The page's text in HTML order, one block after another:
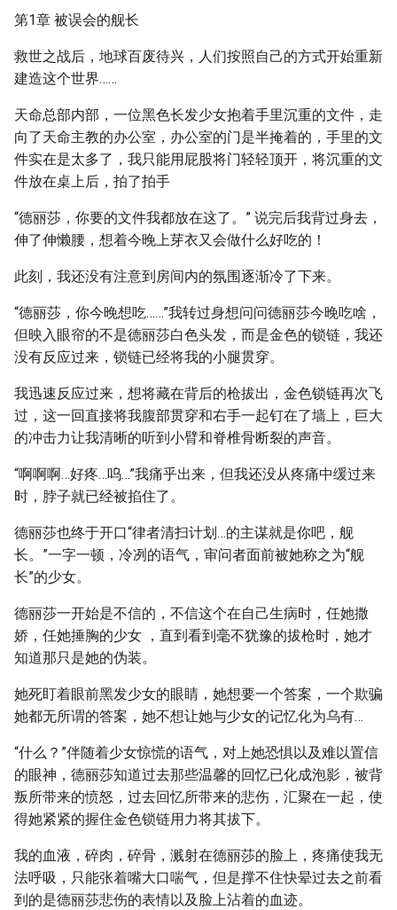
第1章 被误会的舰长
救世之战后，地球百废待兴，人们按照自己的方式开始重新
建造这个世界……
天命总部内部，一位黑色长发少女抱着手里沉重的文件，走
向了天命主教的办公室，办公室的门是半掩着的，手里的文
件实在是太多了，我只能用屁股将门轻轻顶开，将沉重的文
件放在桌上后，拍了拍手
“德丽莎，你要的文件我都放在这了。” 说完后我背过身去，
伸了伸懒腰，想着今晚上芽衣又会做什么好吃的！
此刻，我还没有注意到房间内的氛围逐渐冷了下来。
“德丽莎，你今晚想吃……”我转过身想问问德丽莎今晚吃啥，
但映入眼帘的不是德丽莎白色头发，而是金色的锁链，我还
没有反应过来，锁链已经将我的小腿贯穿。
我迅速反应过来，想将藏在背后的枪拔出，金色锁链再次飞
过，这一回直接将我腹部贯穿和右手一起钉在了墙上，巨大
的冲击力让我清晰的听到小臂和脊椎骨断裂的声音。
“啊啊啊…好疼…呜…”我痛乎出来，但我还没从疼痛中缓过来
时，脖子就已经被掐住了。
德丽莎也终于开口“律者清扫计划…的主谋就是你吧，舰
长。”一字一顿，冷冽的语气，审问者面前被她称之为“舰
长”的少女。
德丽莎一开始是不信的，不信这个在自己生病时，任她撒
娇，任她捶胸的少女 ，直到看到毫不犹豫的拔枪时，她才
知道那只是她的伪装。
她死盯着眼前黑发少女的眼睛，她想要一个答案，一个欺骗
她都无所谓的答案，她不想让她与少女的记忆化为乌有…
“什么？”伴随着少女惊慌的语气，对上她恐惧以及难以置信
的眼神，德丽莎知道过去那些温馨的回忆已化成泡影，被背
叛所带来的愤怒，过去回忆所带来的悲伤，汇聚在一起，使
得她紧紧的握住金色锁链用力将其拔下。
我的血液，碎肉，碎骨，溅射在德丽莎的脸上，疼痛使我无
法呼吸，只能张着嘴大口喘气，但是撑不住快晕过去之前看
到的是德丽莎悲伤的表情以及脸上沾着的血迹。